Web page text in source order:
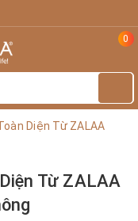
0
Diện Từ ZALAA
Từ ZALAA